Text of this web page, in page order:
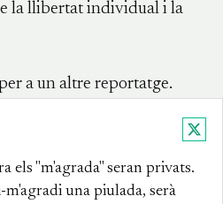
la llibertat individual i la
a un altre reportatge.
X
els "m'agrada" seran privats.
una piulada, serà